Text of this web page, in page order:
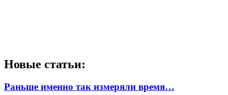
Новые статьи:
Раньше именно так измеряли время…